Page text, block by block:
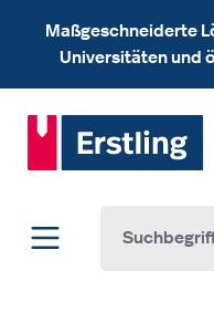
Zum Hauptinhalt springen
Maßgeschneiderte
Universitäten und